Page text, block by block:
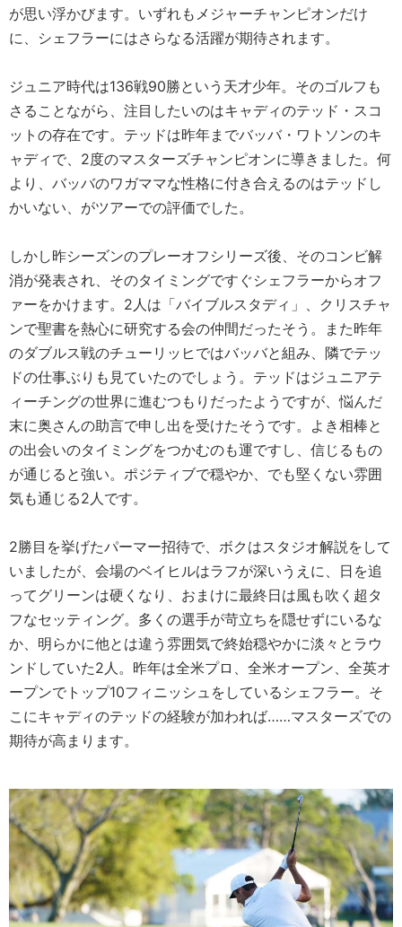
が思い浮かびます。いずれもメジャーチャンピオンだけ
に、シェフラーにはさらなる活躍が期待されます。
ジュニア時代は136戦90勝という天才少年。そのゴルフも
さることながら、注目したいのはキャディのテッド・スコ
ットの存在です。テッドは昨年までバッバ・ワトソンのキ
ャディで、2度のマスターズチャンピオンに導きました。何
より、バッバのワガママな性格に付き合えるのはテッドし
かいない、がツアーでの評価でした。
しかし昨シーズンのプレーオフシリーズ後、そのコンビ解
消が発表され、そのタイミングですぐシェフラーからオフ
ァーをかけます。2人は「バイブルスタディ」、クリスチャ
ンで聖書を熱心に研究する会の仲間だったそう。また昨年
のダブルス戦のチューリッヒではバッバと組み、隣でテッ
ドの仕事ぶりも見ていたのでしょう。テッドはジュニアテ
ィーチングの世界に進むつもりだったようですが、悩んだ
末に奥さんの助言で申し出を受けたそうです。よき相棒と
の出会いのタイミングをつかむのも運ですし、信じるもの
が通じると強い。ポジティブで穏やか、でも堅くない雰囲
気も通じる2人です。
2勝目を挙げたパーマー招待で、ボクはスタジオ解説をして
いましたが、会場のベイヒルはラフが深いうえに、日を追
ってグリーンは硬くなり、おまけに最終日は風も吹く超タ
フなセッティング。多くの選手が苛立ちを隠せずにいるな
か、明らかに他とは違う雰囲気で終始穏やかに淡々とラウ
ンドしていた2人。昨年は全米プロ、全米オープン、全英オ
ープンでトップ10フィニッシュをしているシェフラー。そ
こにキャディのテッドの経験が加われば……マスターズでの
期待が高まります。